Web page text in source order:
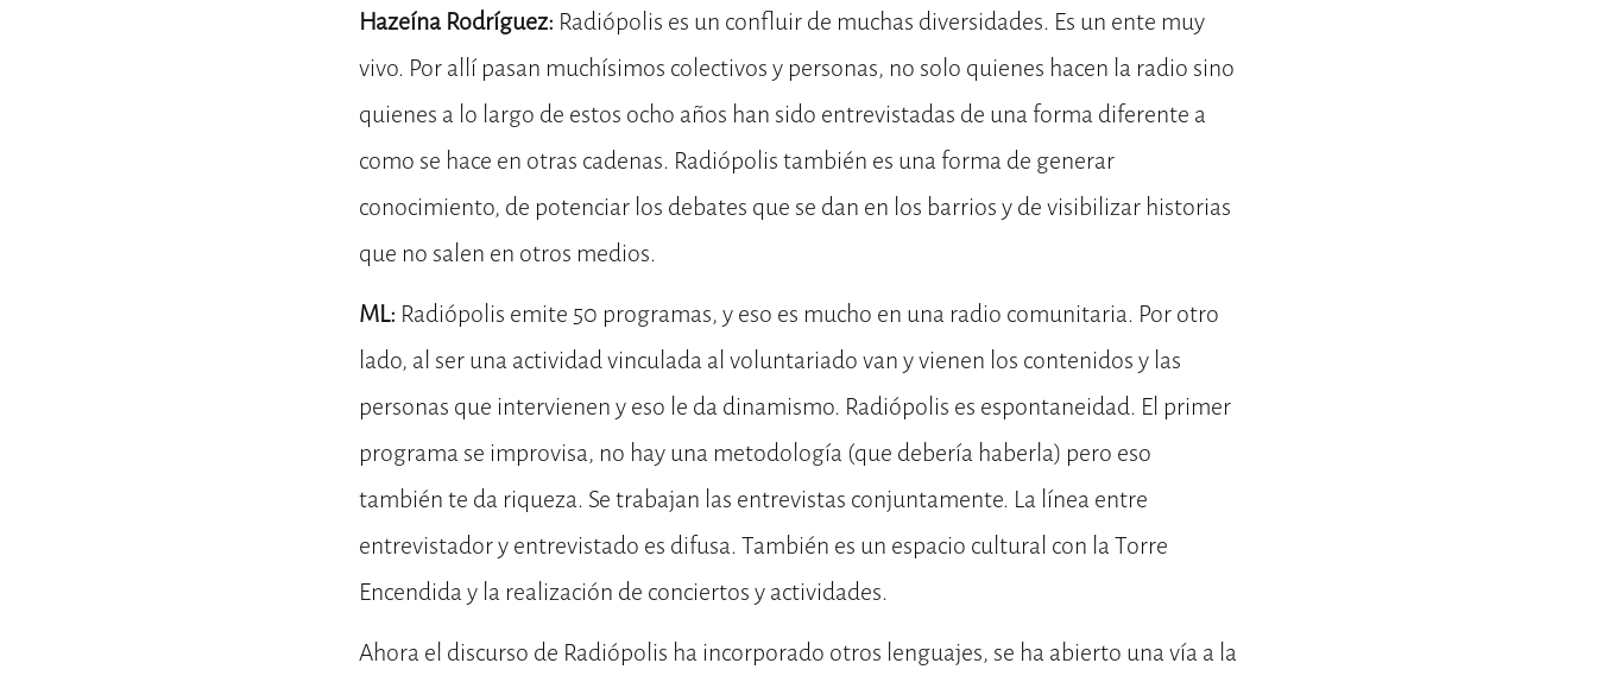
Hazeína Rodríguez: Radiópolis es un confluir de muchas diversidades. Es un ente muy
vivo. Por allí pasan muchísimos colectivos y personas, no solo quienes hacen la radio sino
quienes a lo largo de estos ocho años han sido entrevistadas de una forma diferente a
como se hace en otras cadenas. Radiópolis también es una forma de generar
conocimiento, de potenciar los debates que se dan en los barrios y de visibilizar historias
que no salen en otros medios.
ML: Radiópolis emite 50 programas, y eso es mucho en una radio comunitaria. Por otro
lado, al ser una actividad vinculada al voluntariado van y vienen los contenidos y las
personas que intervienen y eso le da dinamismo. Radiópolis es espontaneidad. El primer
programa se improvisa, no hay una metodología (que debería haberla) pero eso
también te da riqueza. Se trabajan las entrevistas conjuntamente. La línea entre
entrevistador y entrevistado es difusa. También es un espacio cultural con la Torre
Encendida y la realización de conciertos y actividades.
Ahora el discurso de Radiópolis ha incorporado otros lenguajes, se ha abierto una vía a la